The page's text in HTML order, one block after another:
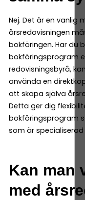
Nej. Det är en vanlig
årsredovisningen
bokföringen. Har du
bokföringsprogram
redovisningsbyrå,
använda en
att skapa själva
Detta ger dig
bokföringsprogram
som är
Kan man
med